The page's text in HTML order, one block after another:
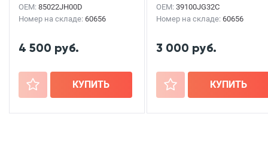
OEM: 85022JH00D
Номер на складе: 60656
4 500 руб.
+ КУПИТЬ
OEM: 39100JG32C
Номер на складе: 60656
3 000 руб.
+ КУПИТЬ